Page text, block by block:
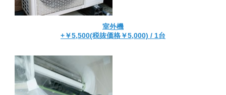
室外機
+￥5,500(税抜価格￥5,000) / 1台